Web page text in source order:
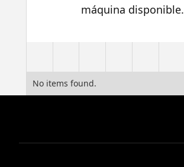
máquina disponible.
No items found.